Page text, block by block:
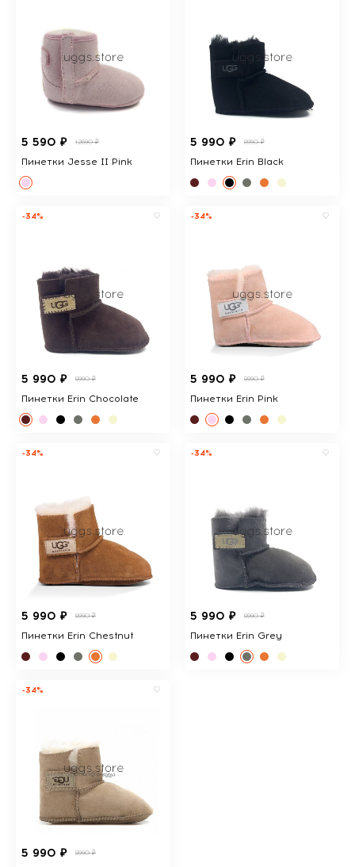
5 590 ₽ 12690 ₽
Пинетки Jesse II Pink
5 990 ₽ 8990 ₽
Пинетки Erin Black
-34%
5 990 ₽ 8990 ₽
Пинетки Erin Chocolate
-34%
5 990 ₽ 8990 ₽
Пинетки Erin Pink
-34%
5 990 ₽ 8990 ₽
Пинетки Erin Chestnut
-34%
5 990 ₽ 8990 ₽
Пинетки Erin Grey
-34%
5 990 ₽ 8990 ₽